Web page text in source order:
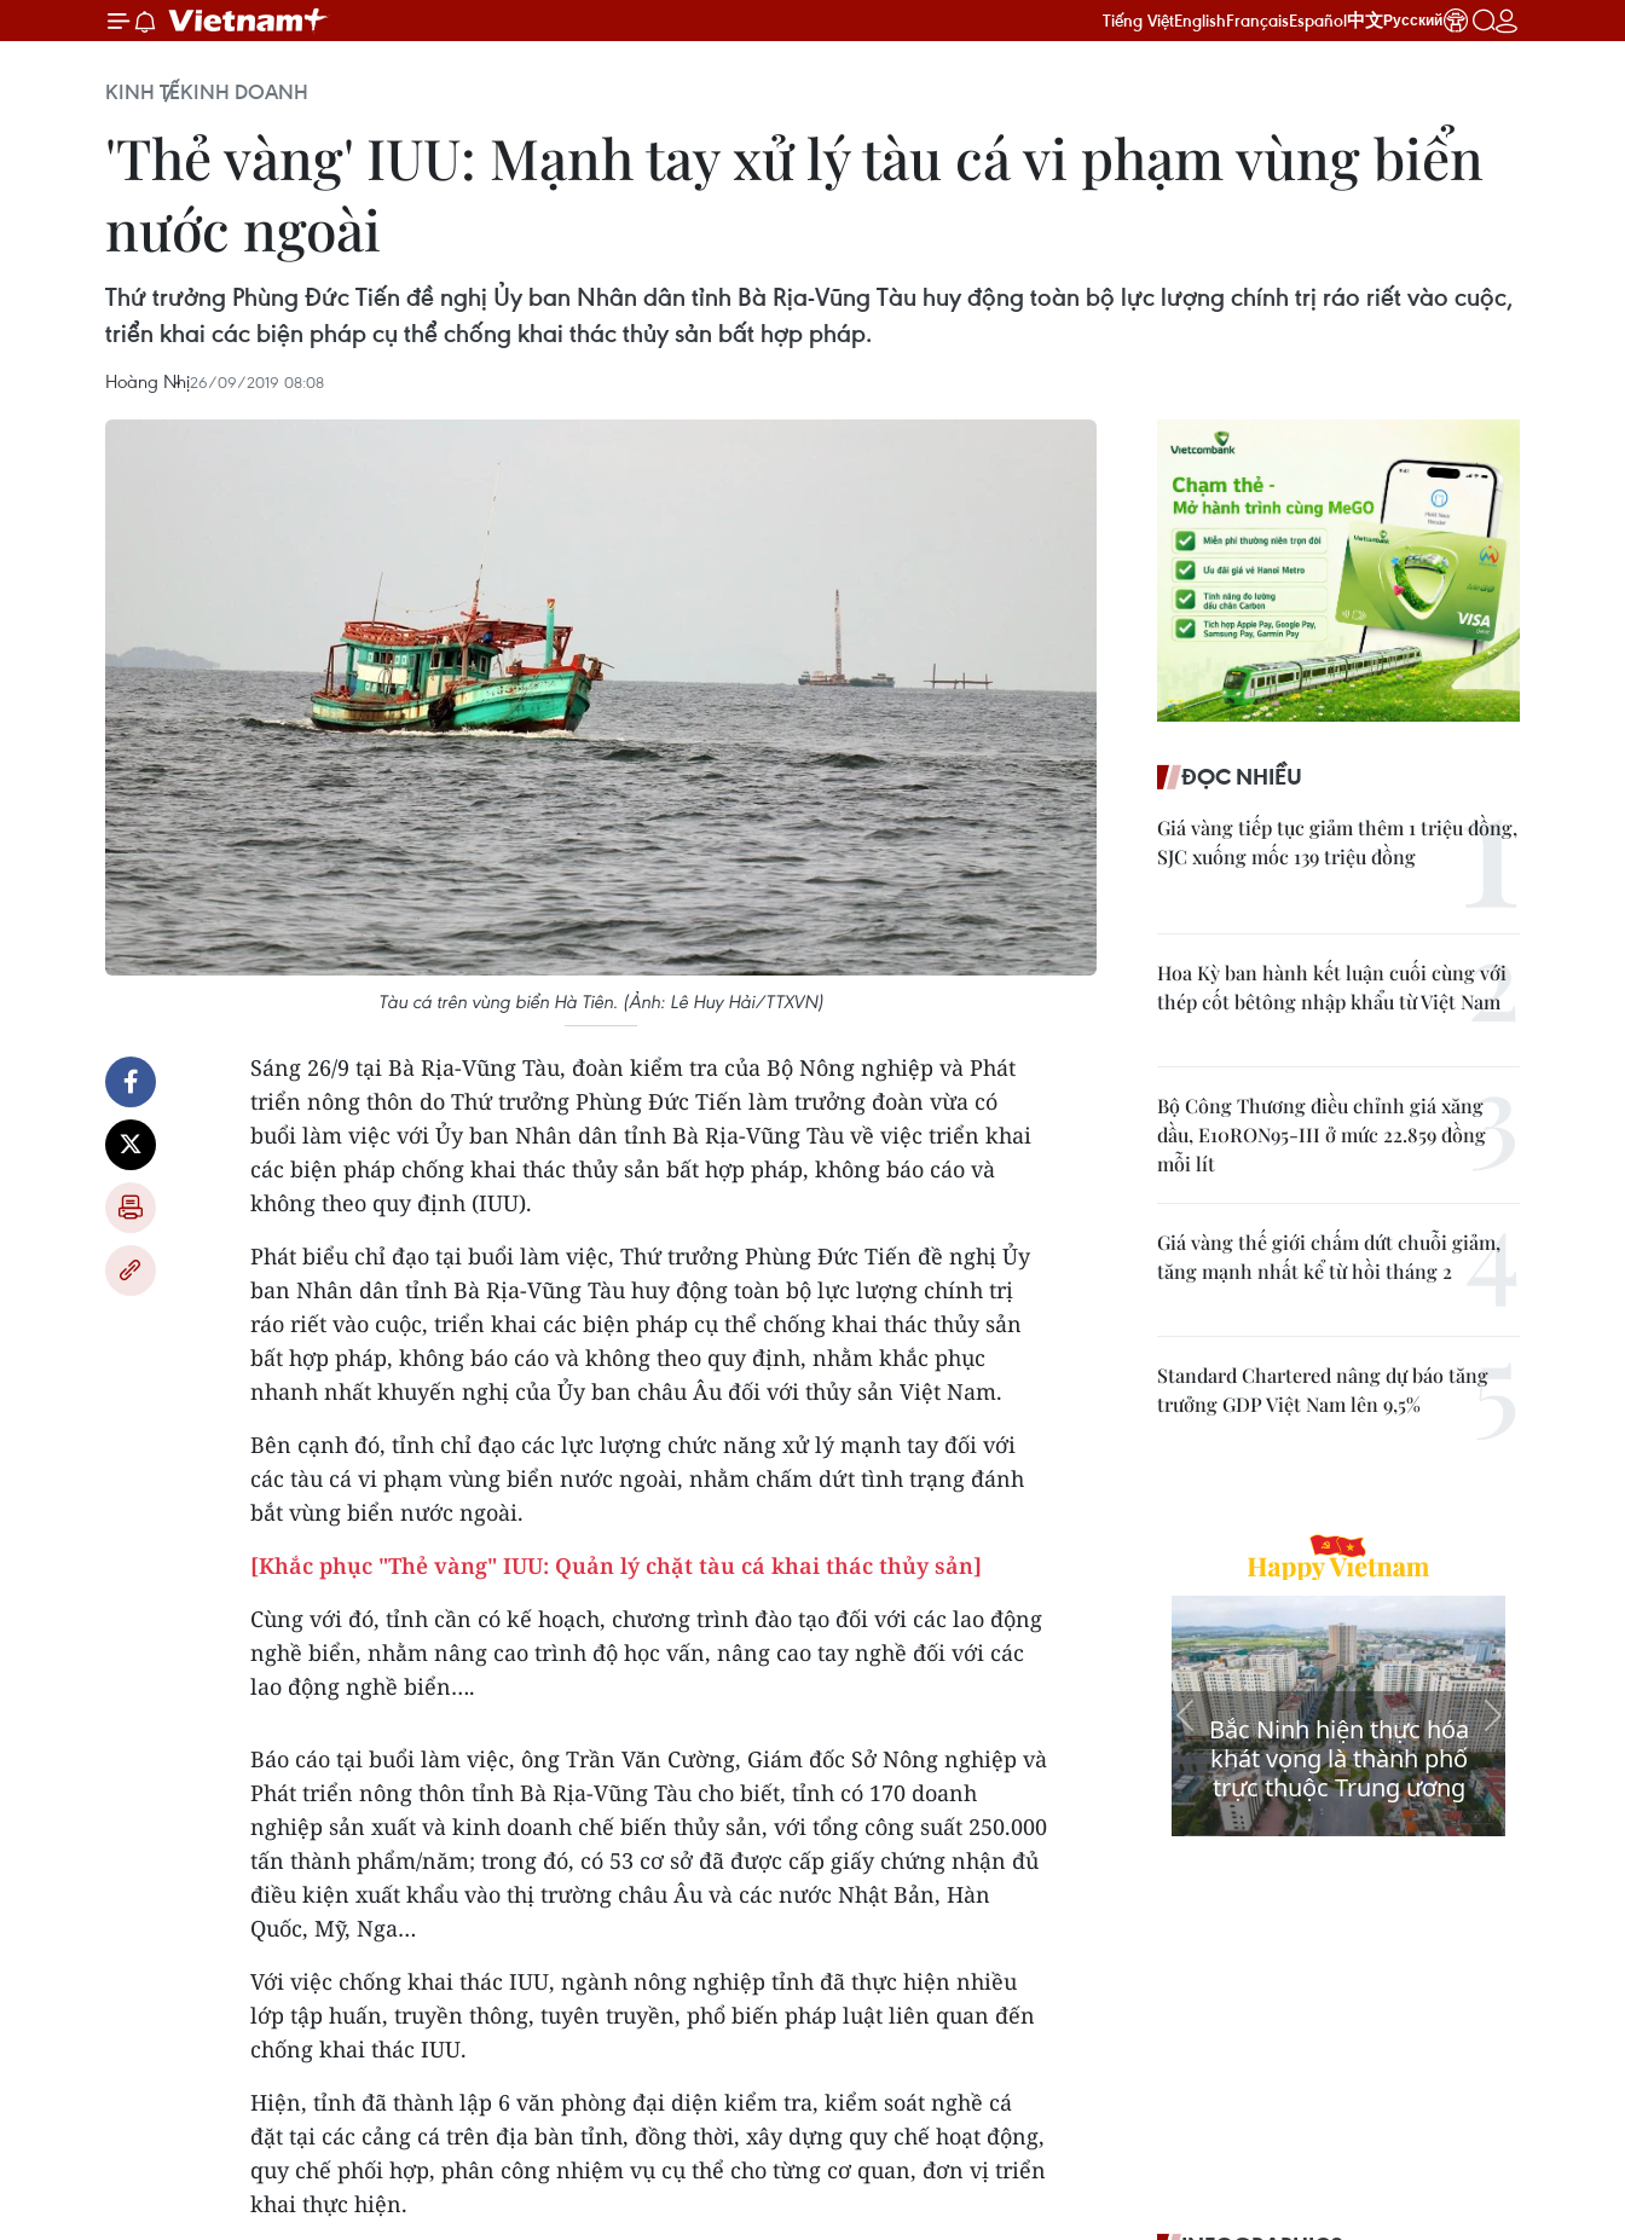
Tiếng ViệtEnglishFrançaisEspañol中文Русский
KINH TẾKINH DOANH
'Thẻ vàng' IUU: Mạnh tay xử lý tàu cá vi phạm vùng biển
nước ngoài
Thứ trưởng Phùng Đức Tiến đề nghị Ủy ban Nhân dân tỉnh Bà Rịa-Vũng Tàu huy động toàn bộ lực lượng chính trị ráo riết vào cuộc,
triển khai các biện pháp cụ thể chống khai thác thủy sản bất hợp pháp.
Hoàng Nhị26/09/2019 08:08
Tàu cá trên vùng biển Hà Tiên. (Ảnh: Lê Huy Hải/TTXVN)
Sáng 26/9 tại Bà Rịa-Vũng Tàu, đoàn kiểm tra của Bộ Nông nghiệp và Phát
triển nông thôn do Thứ trưởng Phùng Đức Tiến làm trưởng đoàn vừa có
buổi làm việc với Ủy ban Nhân dân tỉnh Bà Rịa-Vũng Tàu về việc triển khai
các biện pháp chống khai thác thủy sản bất hợp pháp, không báo cáo và
không theo quy định (IUU).
Phát biểu chỉ đạo tại buổi làm việc, Thứ trưởng Phùng Đức Tiến đề nghị Ủy
ban Nhân dân tỉnh Bà Rịa-Vũng Tàu huy động toàn bộ lực lượng chính trị
ráo riết vào cuộc, triển khai các biện pháp cụ thể chống khai thác thủy sản
bất hợp pháp, không báo cáo và không theo quy định, nhằm khắc phục
nhanh nhất khuyến nghị của Ủy ban châu Âu đối với thủy sản Việt Nam.
Bên cạnh đó, tỉnh chỉ đạo các lực lượng chức năng xử lý mạnh tay đối với
các tàu cá vi phạm vùng biển nước ngoài, nhằm chấm dứt tình trạng đánh
bắt vùng biển nước ngoài.
[Khắc phục "Thẻ vàng" IUU: Quản lý chặt tàu cá khai thác thủy sản]
Cùng với đó, tỉnh cần có kế hoạch, chương trình đào tạo đối với các lao động
nghề biển, nhằm nâng cao trình độ học vấn, nâng cao tay nghề đối với các
lao động nghề biển….
Báo cáo tại buổi làm việc, ông Trần Văn Cường, Giám đốc Sở Nông nghiệp và
Phát triển nông thôn tỉnh Bà Rịa-Vũng Tàu cho biết, tỉnh có 170 doanh
nghiệp sản xuất và kinh doanh chế biến thủy sản, với tổng công suất 250.000
tấn thành phẩm/năm; trong đó, có 53 cơ sở đã được cấp giấy chứng nhận đủ
điều kiện xuất khẩu vào thị trường châu Âu và các nước Nhật Bản, Hàn
Quốc, Mỹ, Nga…
Với việc chống khai thác IUU, ngành nông nghiệp tỉnh đã thực hiện nhiều
lớp tập huấn, truyền thông, tuyên truyền, phổ biến pháp luật liên quan đến
chống khai thác IUU.
Hiện, tỉnh đã thành lập 6 văn phòng đại diện kiểm tra, kiểm soát nghề cá
đặt tại các cảng cá trên địa bàn tỉnh, đồng thời, xây dựng quy chế hoạt động,
quy chế phối hợp, phân công nhiệm vụ cụ thể cho từng cơ quan, đơn vị triển
khai thực hiện.
ĐỌC NHIỀU
Giá vàng tiếp tục giảm thêm 1 triệu đồng,
SJC xuống mốc 139 triệu đồng
Hoa Kỳ ban hành kết luận cuối cùng với
thép cốt bêtông nhập khẩu từ Việt Nam
Bộ Công Thương điều chỉnh giá xăng
dầu, E10RON95-III ở mức 22.859 đồng
mỗi lít
Giá vàng thế giới chấm dứt chuỗi giảm,
tăng mạnh nhất kể từ hồi tháng 2
Standard Chartered nâng dự báo tăng
trưởng GDP Việt Nam lên 9,5%